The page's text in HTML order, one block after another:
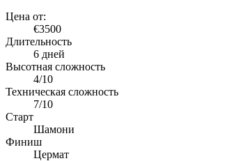
Цена от:
€3500
Длительность
6 дней
Высотная сложность
4/10
Техническая сложность
7/10
Старт
Шамони
Финиш
Цермат